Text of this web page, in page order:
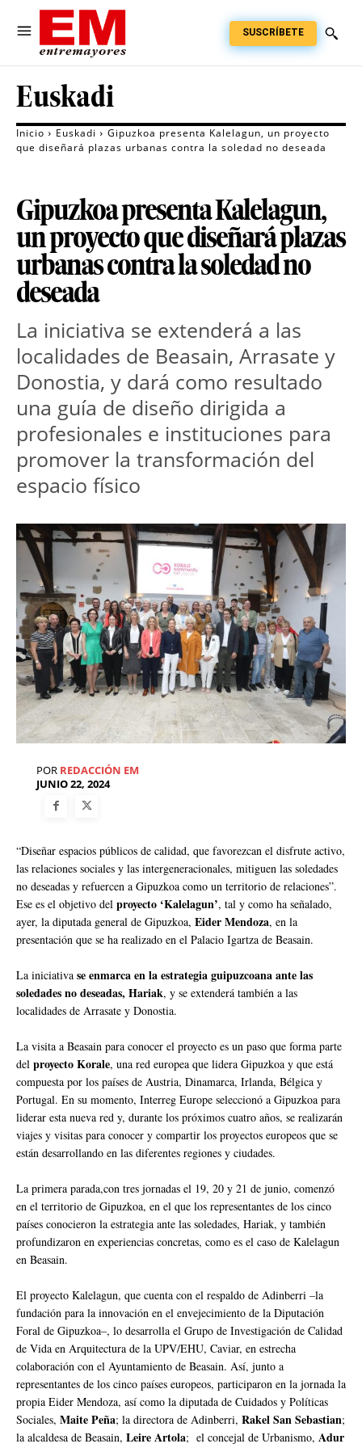
SUSCRÍBETE
Euskadi
Inicio Euskadi
Gipuzkoa presenta Kalelagun, un proyecto
que diseñará plazas urbanas contra la soledad no deseada
Gipuzkoa presenta Kalelagun,
un proyecto que diseñará plazas
urbanas contra la soledad no
deseada
La iniciativa se extenderá a las
localidades de Beasain, Arrasate y
Donostia, y dará como resultado
una guía de diseño dirigida a
profesionales e instituciones para
promover la transformación del
espacio físico
POR REDACCIÓN EM
JUNIO 22, 2024
“Diseñar espacios públicos de calidad, que favorezcan el disfrute activo,
las relaciones sociales y las intergeneracionales, mitiguen las soledades
no deseadas y refuercen a Gipuzkoa como un territorio de relaciones”.
Ese es el objetivo del proyecto ‘Kalelagun’, tal y como ha señalado,
ayer, la diputada general de Gipuzkoa, Eider Mendoza, en la
presentación que se ha realizado en el Palacio Igartza de Beasain.
La iniciativa se enmarca en la estrategia guipuzcoana ante las
soledades no deseadas, Hariak, y se extenderá también a las
localidades de Arrasate y Donostia.
La visita a Beasain para conocer el proyecto es un paso que forma parte
del proyecto Korale, una red europea que lidera Gipuzkoa y que está
compuesta por los países de Austria, Dinamarca, Irlanda, Bélgica y
Portugal. En su momento, Interreg Europe seleccionó a Gipuzkoa para
liderar esta nueva red y, durante los próximos cuatro años, se realizarán
viajes y visitas para conocer y compartir los proyectos europeos que se
están desarrollando en las diferentes regiones y ciudades.
La primera parada,con tres jornadas el 19, 20 y 21 de junio, comenzó
en el territorio de Gipuzkoa, en el que los representantes de los cinco
países conocieron la estrategia ante las soledades, Hariak, y también
profundizaron en experiencias concretas, como es el caso de Kalelagun
en Beasain.
El proyecto Kalelagun, que cuenta con el respaldo de Adinberri –la
fundación para la innovación en el envejecimiento de la Diputación
Foral de Gipuzkoa–, lo desarrolla el Grupo de Investigación de Calidad
de Vida en Arquitectura de la UPV/EHU, Caviar, en estrecha
colaboración con el Ayuntamiento de Beasain. Así, junto a
representantes de los cinco países europeos, participaron en la jornada la
propia Eider Mendoza, así como la diputada de Cuidados y Políticas
Sociales, Maite Peña; la directora de Adinberri, Rakel San Sebastian;
la alcaldesa de Beasain, Leire Artola; el concejal de Urbanismo, Adur